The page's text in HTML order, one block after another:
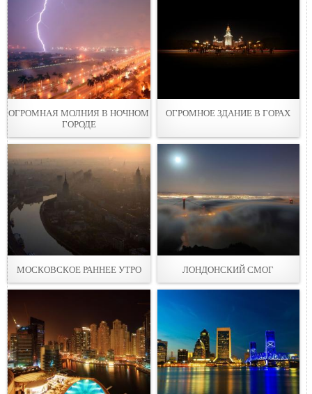
ОГРОМНАЯ МОЛНИЯ В НОЧНОМ
ГОРОДЕ
ОГРОМНОЕ ЗДАНИЕ В ГОРАХ
МОСКОВСКОЕ РАННЕЕ УТРО ЛОНДОНСКИЙ СМОГ